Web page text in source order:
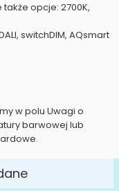
opcje: 2700K,
switchDIM, AQsmart
w polu Uwagi o
barwowej lub